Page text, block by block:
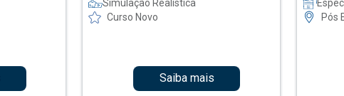
Simulação Realística
Curso Novo
Saiba mais
Pós